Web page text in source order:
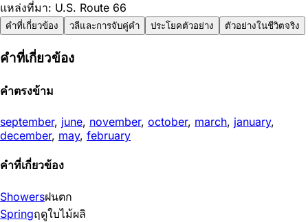
แหล่งที่มา: U.S. Route 66
คำที่เกี่ยวข้อง วลีและการจับคู่คำ ประโยคตัวอย่าง ตัวอย่างในชีวิตจริง
คำที่เกี่ยวข้อง
คำตรงข้าม
september, june, november, october, march, january,
december, may, february
คำที่เกี่ยวข้อง
Showersฝนตก
Springฤดูใบไม้ผลิ